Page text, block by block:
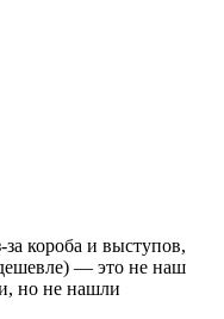
короба и выступов,
— это не наш
но не нашли